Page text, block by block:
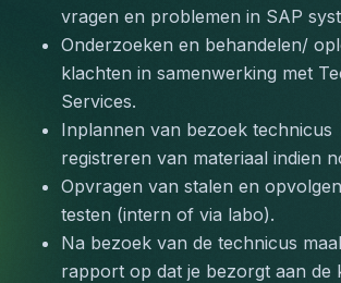
vragen en problemen in SAP
Onderzoeken en behandelen/
klachten in samenwerking met
Services.
Inplannen van bezoek technicus
registreren van materiaal indien
Opvragen van stalen en
testen (intern of via labo).
Na bezoek van de technicus
rapport op dat je bezorgt aan de